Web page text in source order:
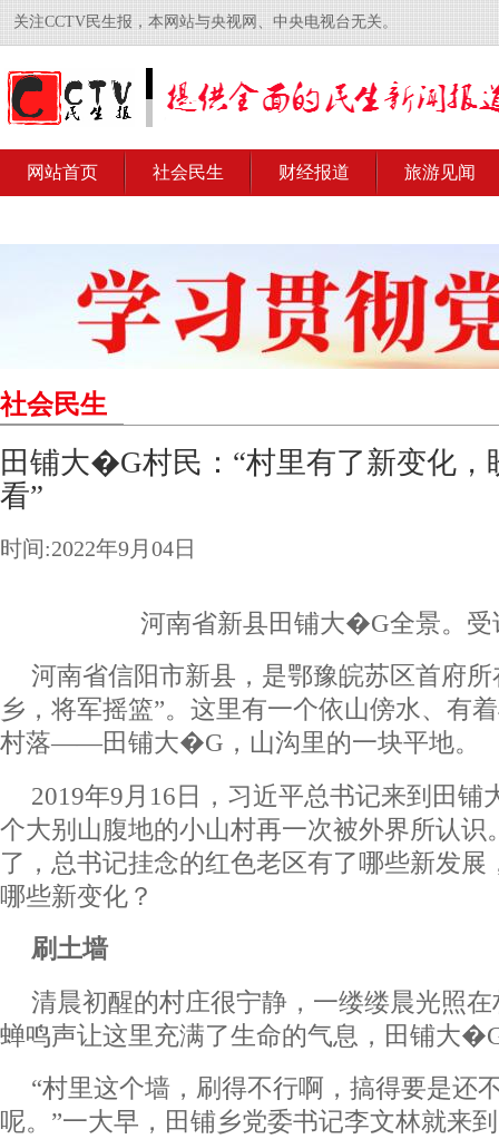
关注CCTV民生报，本网站与央视网、中央电视台无关。
网站首页 社会民生 财经报道 旅游见闻
社会民生
田铺大�G村民：“村里有了新变化，
看”
时间:2022年9月04日
河南省新县田铺大�G全景。受
河南省信阳市新县，是鄂豫皖苏区首府
乡，将军摇篮”。这里有一个依山傍水、有
村落――田铺大�G，山沟里的一块平地。
2019年9月16日，习近平总书记来到田
个大别山腹地的小山村再一次被外界所认识
了，总书记挂念的红色老区有了哪些新发展
哪些新变化？
刷土墙
清晨初醒的村庄很宁静，一缕缕晨光照
蝉鸣声让这里充满了生命的气息，田铺大
“村里这个墙，刷得不行啊，搞得要是还
呢。”一大早，田铺乡党委书记李文林就来